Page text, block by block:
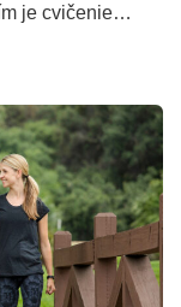
je cvičenie…